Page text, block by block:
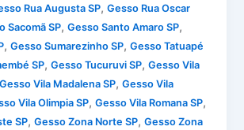
Rua Augusta SP,Gesso Rua Oscar
Sacomã SP,Gesso Santo Amaro SP,
,Gesso Sumarezinho SP,Gesso Tatuapé
SP,Gesso Tucuruvi SP,Gesso Vila
Gesso Vila Madalena SP,Gesso Vila
Vila Olimpia SP,Gesso Vila Romana SP,
SP,Gesso Zona Norte SP,Gesso Zona